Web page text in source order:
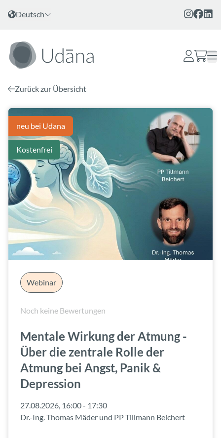
Zum Inhalt
Sprache wählen
Deutsch
Zurück zur Übersicht
neu bei Udana
Kostenfrei
Webinar
Noch keine Bewertungen
Mentale Wirkung der Atmung -
Über die zentrale Rolle der
Atmung bei Angst, Panik &
Depression
27.08.2026, 16:00 - 17:30
Dr.-Ing. Thomas Mäder und PP Tillmann Beichert